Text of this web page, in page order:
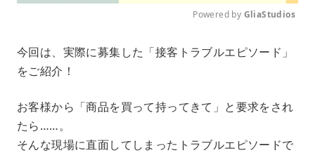
u
Powered by GliaStudios
今回は、実際に募集した「接客トラブルエピソード」
をご紹介！
お客様から「商品を買って持ってきて」と要求をされ
たら……。
そんな現場に直面してしまったトラブルエピソードで